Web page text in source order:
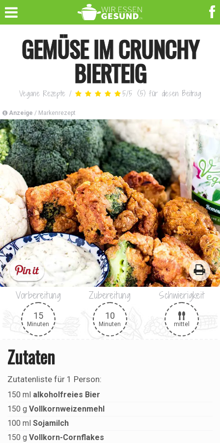
GEMÜSE IM CRUNCHY
BIERTEIG
Vegane Rezepte/ 5/5 (5) für diesen Beitrag
Anzeige / Markenrezept
Vorbereitung
15
Minuten
Zubereitung
10
Minuten
Schwierigkeit
mittel
Zutaten
Zutatenliste für 1 Person:
150 ml alkoholfreies Bier
150 g Vollkornweizenmehl
100 ml Sojamilch
150 g Vollkorn-Cornflakes